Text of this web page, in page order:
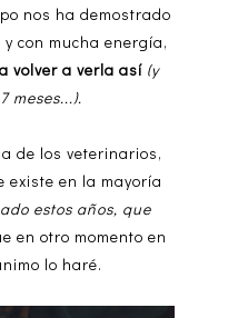
nos ha demostrado
con mucha energía,
volver a verla así (y
meses...).
de los veterinarios,
existe en la mayoría
estos años, que
en otro momento en
lo haré.